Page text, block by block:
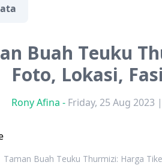
Buah Teuku
Foto, Lokasi,
Rony Afina - Friday, 25 Aug 2023
Taman Buah Teuku Thurmizi: Harga